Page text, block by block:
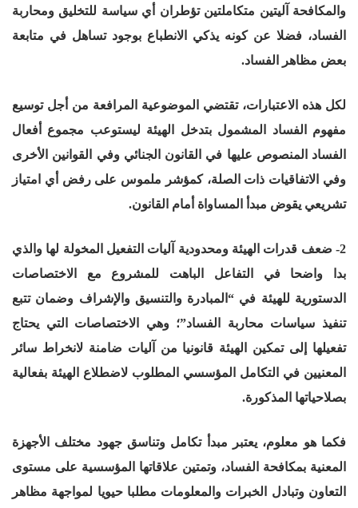
والمكافحة آليتين متكاملتين تؤطران أي سياسة للتخليق ومحاربة
الفساد، فضلا عن كونه يذكي الانطباع بوجود تساهل في متابعة
بعض مظاهر الفساد.
لكل هذه الاعتبارات، تقتضي الموضوعية المرافعة من أجل توسيع
مفهوم الفساد المشمول بتدخل الهيئة ليستوعب مجموع أفعال
الفساد المنصوص عليها في القانون الجنائي وفي القوانين الأخرى
وفي الاتفاقيات ذات الصلة، كمؤشر ملموس على رفض أي امتياز
تشريعي يقوض مبدأ المساواة أمام القانون.
2- ضعف قدرات الهيئة ومحدودية آليات التفعيل المخولة لها والذي
بدا واضحا في التفاعل الباهت للمشروع مع الاختصاصات
الدستورية للهيئة في “المبادرة والتنسيق والإشراف وضمان تتبع
تنفيذ سياسات محاربة الفساد”؛ وهي الاختصاصات التي يحتاج
تفعيلها إلى تمكين الهيئة قانونيا من آليات ضامنة لانخراط سائر
المعنيين في التكامل المؤسسي المطلوب لاضطلاع الهيئة بفعالية
بصلاحياتها المذكورة.
فكما هو معلوم، يعتبر مبدأ تكامل وتناسق جهود مختلف الأجهزة
المعنية بمكافحة الفساد، وتمتين علاقاتها المؤسسية على مستوى
التعاون وتبادل الخبرات والمعلومات مطلبا حيويا لمواجهة مظاهر